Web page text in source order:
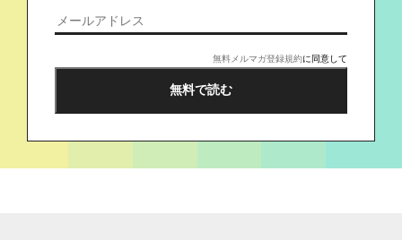
無料メルマガ登録規約に同意して